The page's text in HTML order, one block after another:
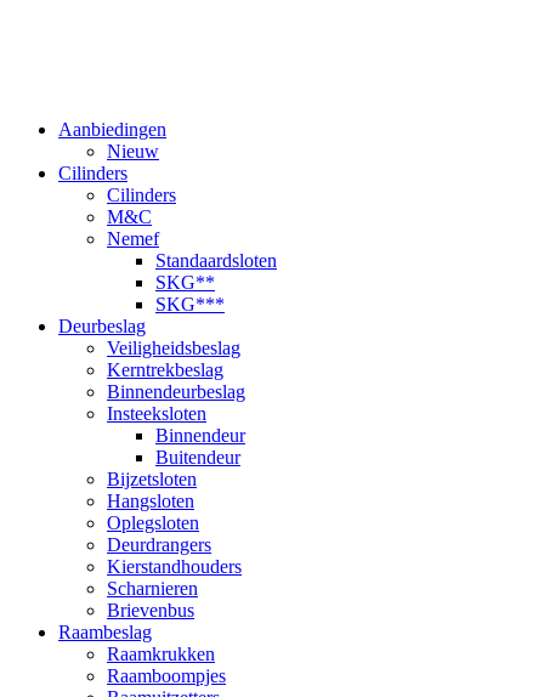
Aanbiedingen
Nieuw
Cilinders
Cilinders
M&C
Nemef
Standaardsloten
SKG**
SKG***
Deurbeslag
Veiligheidsbeslag
Kerntrekbeslag
Binnendeurbeslag
Insteeksloten
Binnendeur
Buitendeur
Bijzetsloten
Hangsloten
Oplegsloten
Deurdrangers
Kierstandhouders
Scharnieren
Brievenbus
Raambeslag
Raamkrukken
Raamboompjes